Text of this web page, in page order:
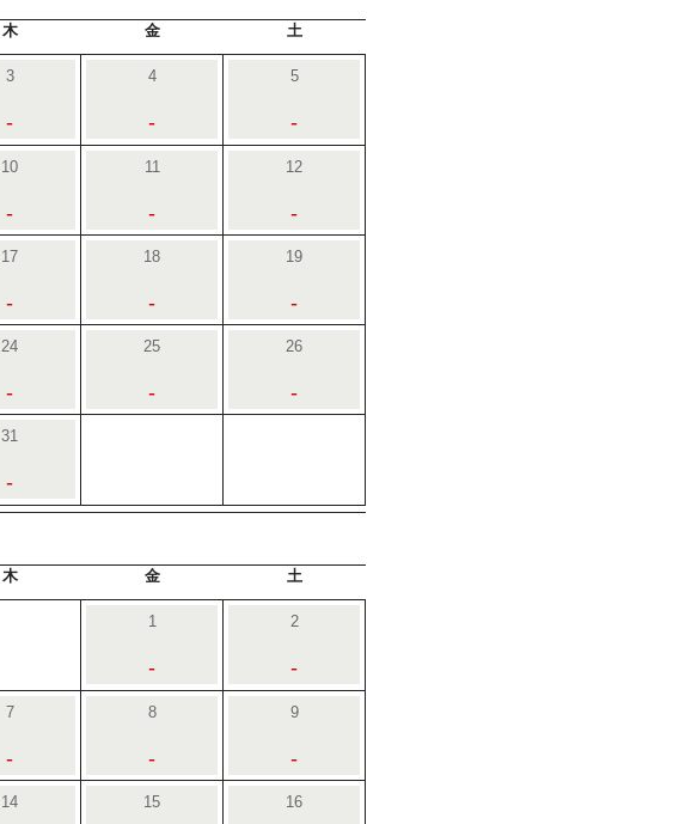
木 金 土
3
-
4
-
5
-
10
-
11
-
12
-
17
-
18
-
19
-
24
-
25
-
26
-
31
-
木 金 土
1
-
2
-
7
-
8
-
9
-
14 15 16